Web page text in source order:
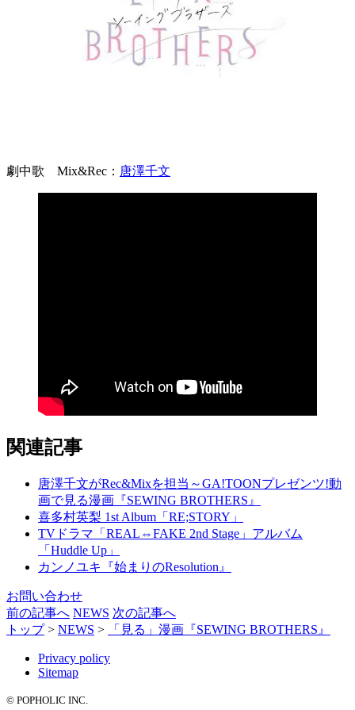
劇中歌 Mix&Rec： 唐澤千文
関連記事
唐澤千文がRec&Mixを担当～GA!TOONプレゼンツ!動
画で見る漫画『SEWING BROTHERS』
喜多村英梨 1st Album「RE;STORY」
TVドラマ「REAL⇔FAKE 2nd Stage」アルバム
「Huddle Up」
カンノユキ『始まりのResolution』
お問い合わせ
前の記事へ NEWS 次の記事へ
トップ> NEWS > 「見る」漫画『SEWING BROTHERS』
Privacy policy
Sitemap
© POPHOLIC INC.